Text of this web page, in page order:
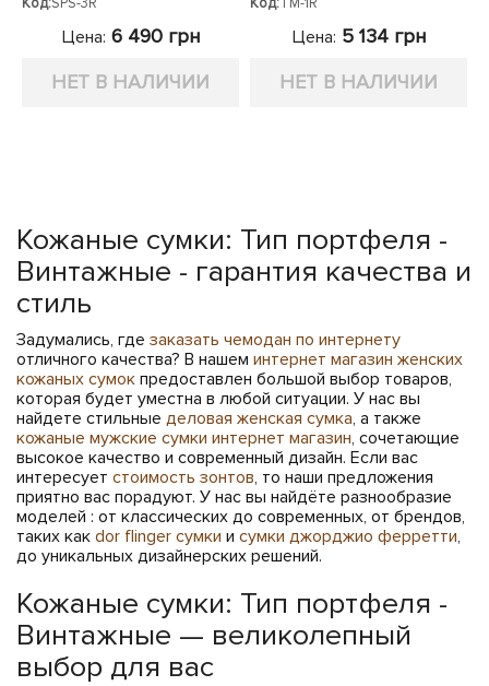
Цена: 6 490 грн
НЕТ В НАЛИЧИИ
Цена: 5 134 грн
НЕТ В НАЛИЧИИ
Кожаные сумки: Тип портфеля -
Винтажные - гарантия качества и
стиль
Задумались, где заказать чемодан по интернету
отличного качества? В нашем интернет магазин женских
кожаных сумок предоставлен большой выбор товаров,
которая будет уместна в любой ситуации. У нас вы
найдете стильные деловая женская сумка, а также
кожаные мужские сумки интернет магазин, сочетающие
высокое качество и современный дизайн. Если вас
интересует стоимость зонтов, то наши предложения
приятно вас порадуют. У нас вы найдёте разнообразие
моделей : от классических до современных, от брендов,
таких как dor flinger сумки и сумки джорджио ферретти,
до уникальных дизайнерских решений.
Кожаные сумки: Тип портфеля -
Винтажные — великолепный
выбор для вас